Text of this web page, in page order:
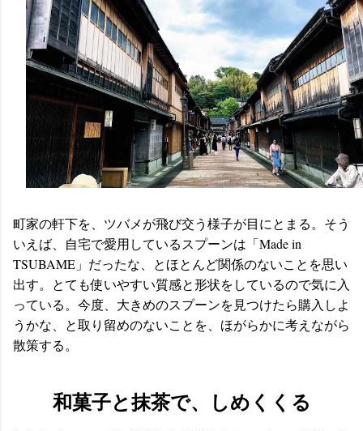
町家の軒下を、ツバメが飛び交う様子が目にとまる。そう
いえば、自宅で愛用しているスプーンは「Made in
TSUBAME」だったな、とほとんど関係のないことを思い
出す。とても使いやすい質感と形状をしているので気に入
っている。今度、大きめのスプーンを見つけたら購入しよ
うかな、と取り留めのないことを、ほがらかに考えながら
散策する。
和菓子と抹茶で、しめくくる